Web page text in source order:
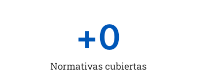
Normativas cubiertas
+0